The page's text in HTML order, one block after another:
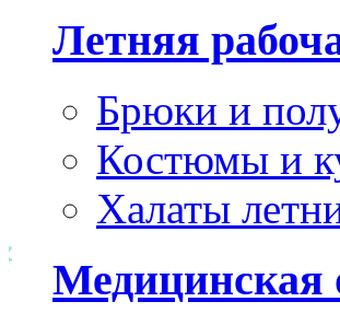
Летняя
Брюки и
Костюмы и
Халаты
Медицинская